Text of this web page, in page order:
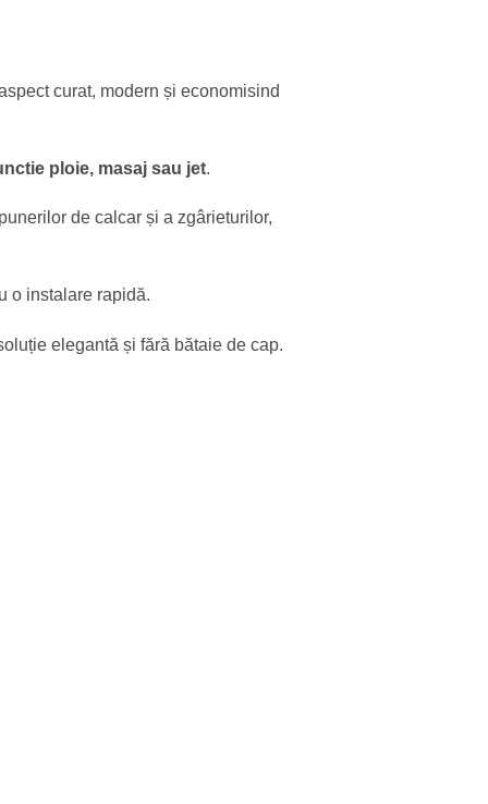
curat, modern și economisind
ploie, masaj sau jet.
de calcar și a zgârieturilor,
o instalare rapidă.
elegantă și fără bătaie de cap.